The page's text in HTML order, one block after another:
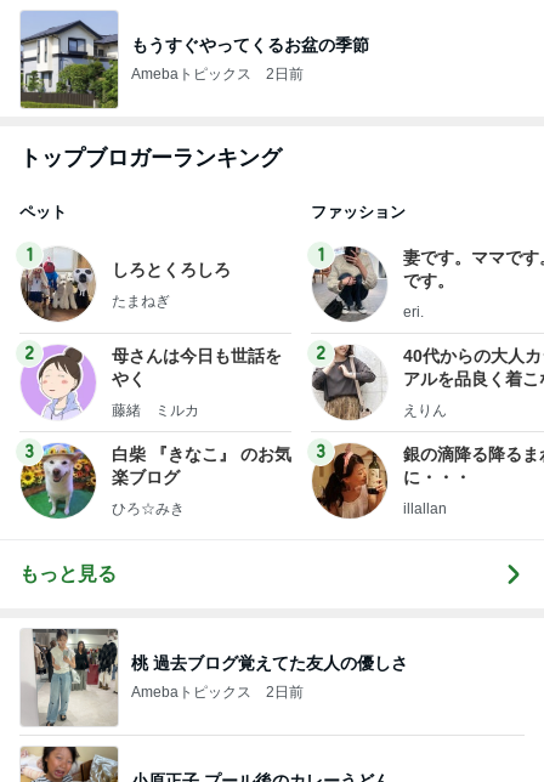
もうすぐやってくるお盆の季節
Amebaトピックス 2日前
トップブロガーランキング
ペット
1
しろとくろしろ
たまねぎ
2
母さんは今日も世話を
やく
藤緒 ミルカ
3
白柴 『きなこ』 のお気
楽ブログ
ひろ☆みき
ファッション
1
妻です。ママです
です。
eri.
2
40代からの大人
アルを品良く着こ
ファッションブロ
えりん
3
銀の滴降る降るま
に・・・
illallan
もっと見る
桃 過去ブログ覚えてた友人の優しさ
Amebaトピックス 2日前